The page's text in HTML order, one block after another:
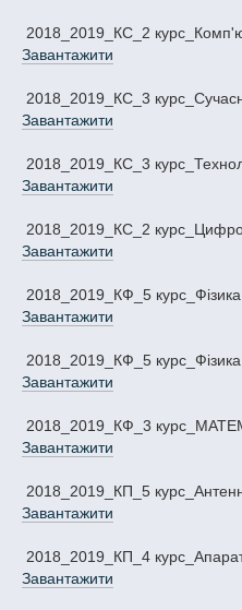
2018_2019_КС_2
Завантажити
2018_2019_КС_3
Завантажити
2018_2019_КС_3
Завантажити
2018_2019_КС_2
Завантажити
2018_2019_КФ_5
Завантажити
2018_2019_КФ_5
Завантажити
2018_2019_КФ_3
Завантажити
2018_2019_КП_5
Завантажити
2018_2019_КП_4
Завантажити